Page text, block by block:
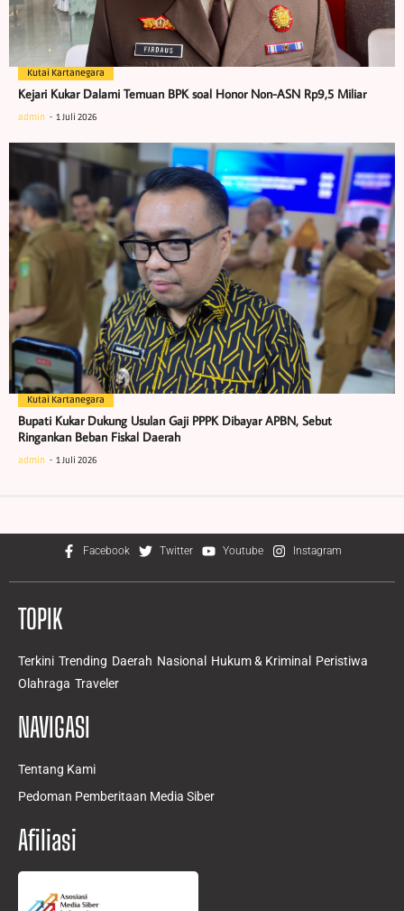
Kutai Kartanegara
Kejari Kukar Dalami Temuan BPK soal Honor Non-ASN Rp9,5 Miliar
admin 1 Juli 2026
Kutai Kartanegara
Bupati Kukar Dukung Usulan Gaji PPPK Dibayar APBN, Sebut
Ringankan Beban Fiskal Daerah
admin 1 Juli 2026
Facebook Twitter Youtube Instagram
TOPIK
Terkini Trending Daerah Nasional Hukum & Kriminal
Peristiwa
Olahraga Traveler
NAVIGASI
Tentang Kami
Pedoman Pemberitaan Media Siber
Afiliasi